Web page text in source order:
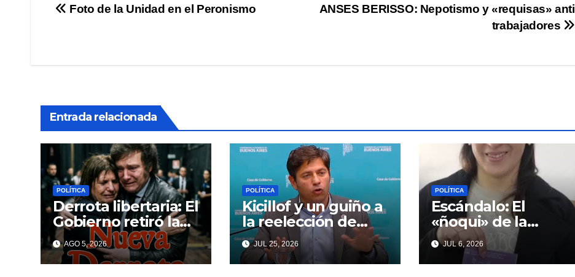
Navegación
ANSES BERISSO: Nepotismo y «requisas» anti
trabajadores
Foto de la Unidad en el Peronismo
Entrada relacionada
POLÍTICA
Derrota libertaria: El
Gobierno retiró la
reforma a la Ley de
Tierras en el
Senado
AGO 5, 2026
POLÍTICA
Kicillof y un guiño a
la reelección de
intendentes que
Cagliardi espera
ansioso
JUL 25, 2026
POLÍTICA
Escándalo: El
«ñoqui» de la
Legislatura
vinculado a la
concejal libertaria
JUL 6, 2026